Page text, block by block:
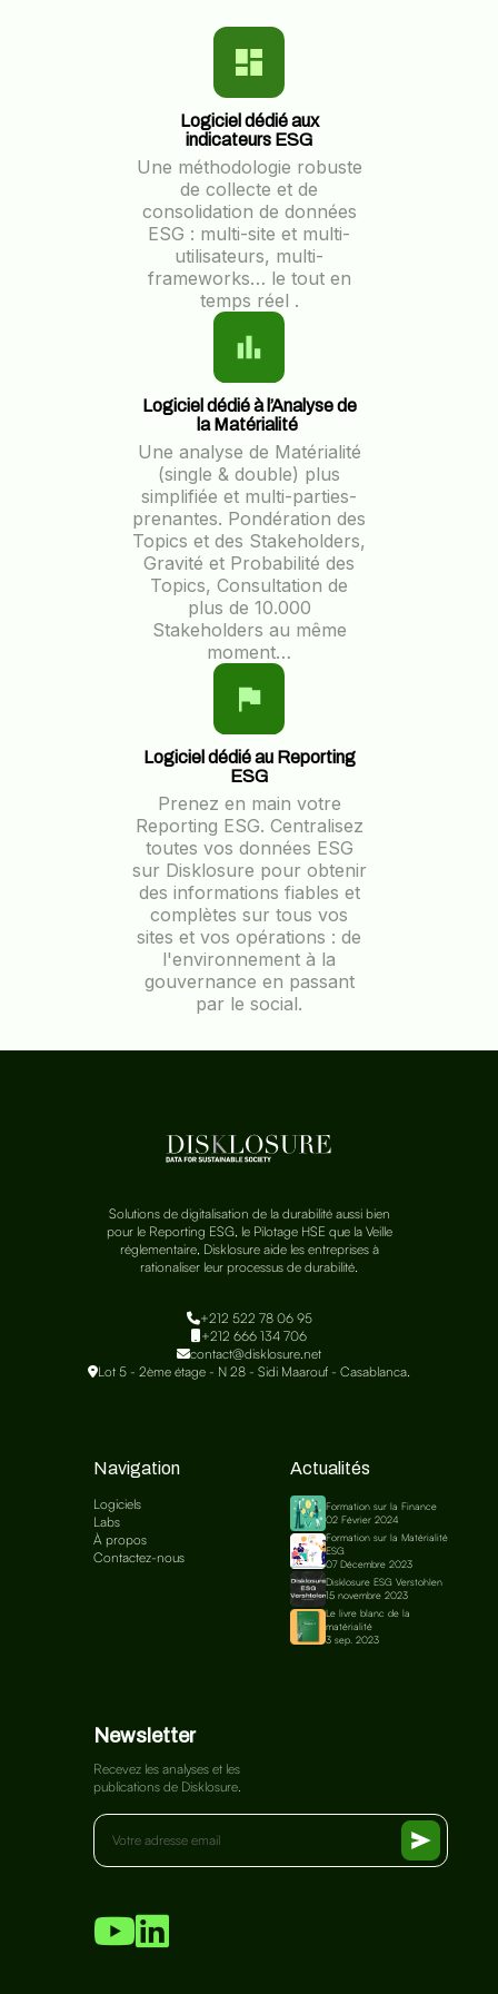
Logiciel dédié aux
indicateurs ESG
Une méthodologie robuste
de collecte et de
consolidation de données
ESG : multi-site et multi-
utilisateurs, multi-
frameworks… le tout en
temps réel .
Logiciel dédié à l’Analyse de
la Matérialité
Une analyse de Matérialité
(single & double) plus
simplifiée et multi-parties-
prenantes. Pondération des
Topics et des Stakeholders,
Gravité et Probabilité des
Topics, Consultation de
plus de 10.000
Stakeholders au même
moment…
Logiciel dédié au Reporting
ESG
Prenez en main votre
Reporting ESG. Centralisez
toutes vos données ESG
sur Disklosure pour obtenir
des informations fiables et
complètes sur tous vos
sites et vos opérations : de
l'environnement à la
gouvernance en passant
par le social.
Solutions de digitalisation de la durabilité aussi bien
pour le Reporting ESG, le Pilotage HSE que la Veille
réglementaire, Disklosure aide les entreprises à
rationaliser leur processus de durabilité.
+212 522 78 06 95
+212 666 134 706
contact@disklosure.net
Lot 5 - 2ème étage - N 28 - Sidi Maarouf - Casablanca.
Navigation
Logiciels
Labs
À propos
Contactez-nous
Actualités
Formation sur la Finance
02 Février 2024
Formation sur la Matérialité
ESG
07 Décembre 2023
Disklosure ESG Verstohlen
15 novembre 2023
Le livre blanc de la
matérialité
3 sep. 2023
Newsletter
Recevez les analyses et les
publications de Disklosure.